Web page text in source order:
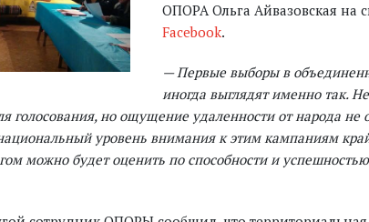
ОПОРА Ольга Айвазовская на
Facebook.
— Первые выборы в
иногда выглядят именно так.
голосования, но ощущение удаленности от народа не
уровень внимания к этим кампаниям
можно будет оценить по способности и